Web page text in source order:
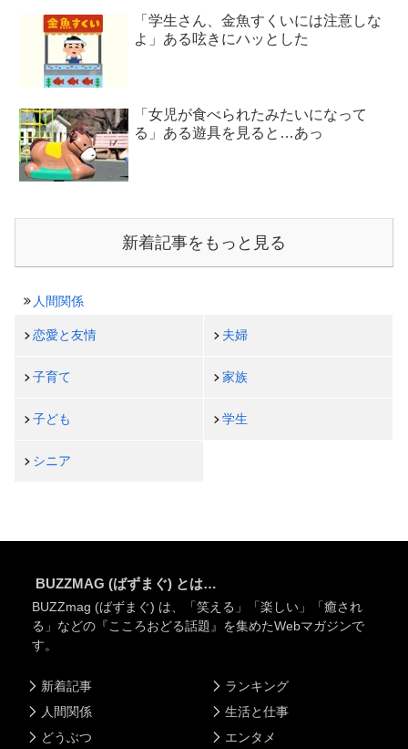
「学生さん、金魚すくいには注意しな
よ」ある呟きにハッとした
「女児が食べられたみたいになって
る」ある遊具を見ると…あっ
新着記事をもっと見る
人間関係
恋愛と友情 夫婦
子育て 家族
子ども 学生
シニア
BUZZMAG (ばずまぐ) とは…
BUZZmag (ばずまぐ) は、「笑える」「楽しい」「癒され
る」などの『こころおどる話題』を集めたWebマガジンで
す。
新着記事
人間関係
どうぶつ
ランキング
生活と仕事
エンタメ